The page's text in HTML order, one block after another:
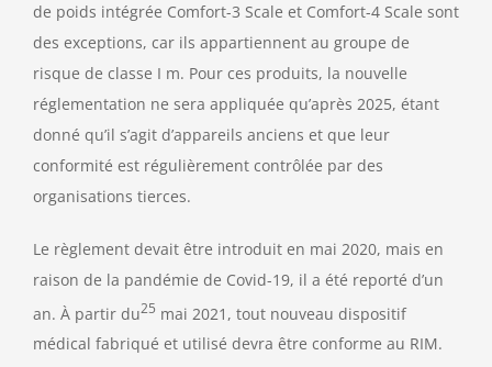
de poids intégrée Comfort-3 Scale et Comfort-4 Scale sont
des exceptions, car ils appartiennent au groupe de
risque de classe I m. Pour ces produits, la nouvelle
réglementation ne sera appliquée qu’après 2025, étant
donné qu’il s’agit d’appareils anciens et que leur
conformité est régulièrement contrôlée par des
organisations tierces.
Le règlement devait être introduit en mai 2020, mais en
raison de la pandémie de Covid-19, il a été reporté d’un
an. À partir du25 mai 2021, tout nouveau dispositif
médical fabriqué et utilisé devra être conforme au RIM.